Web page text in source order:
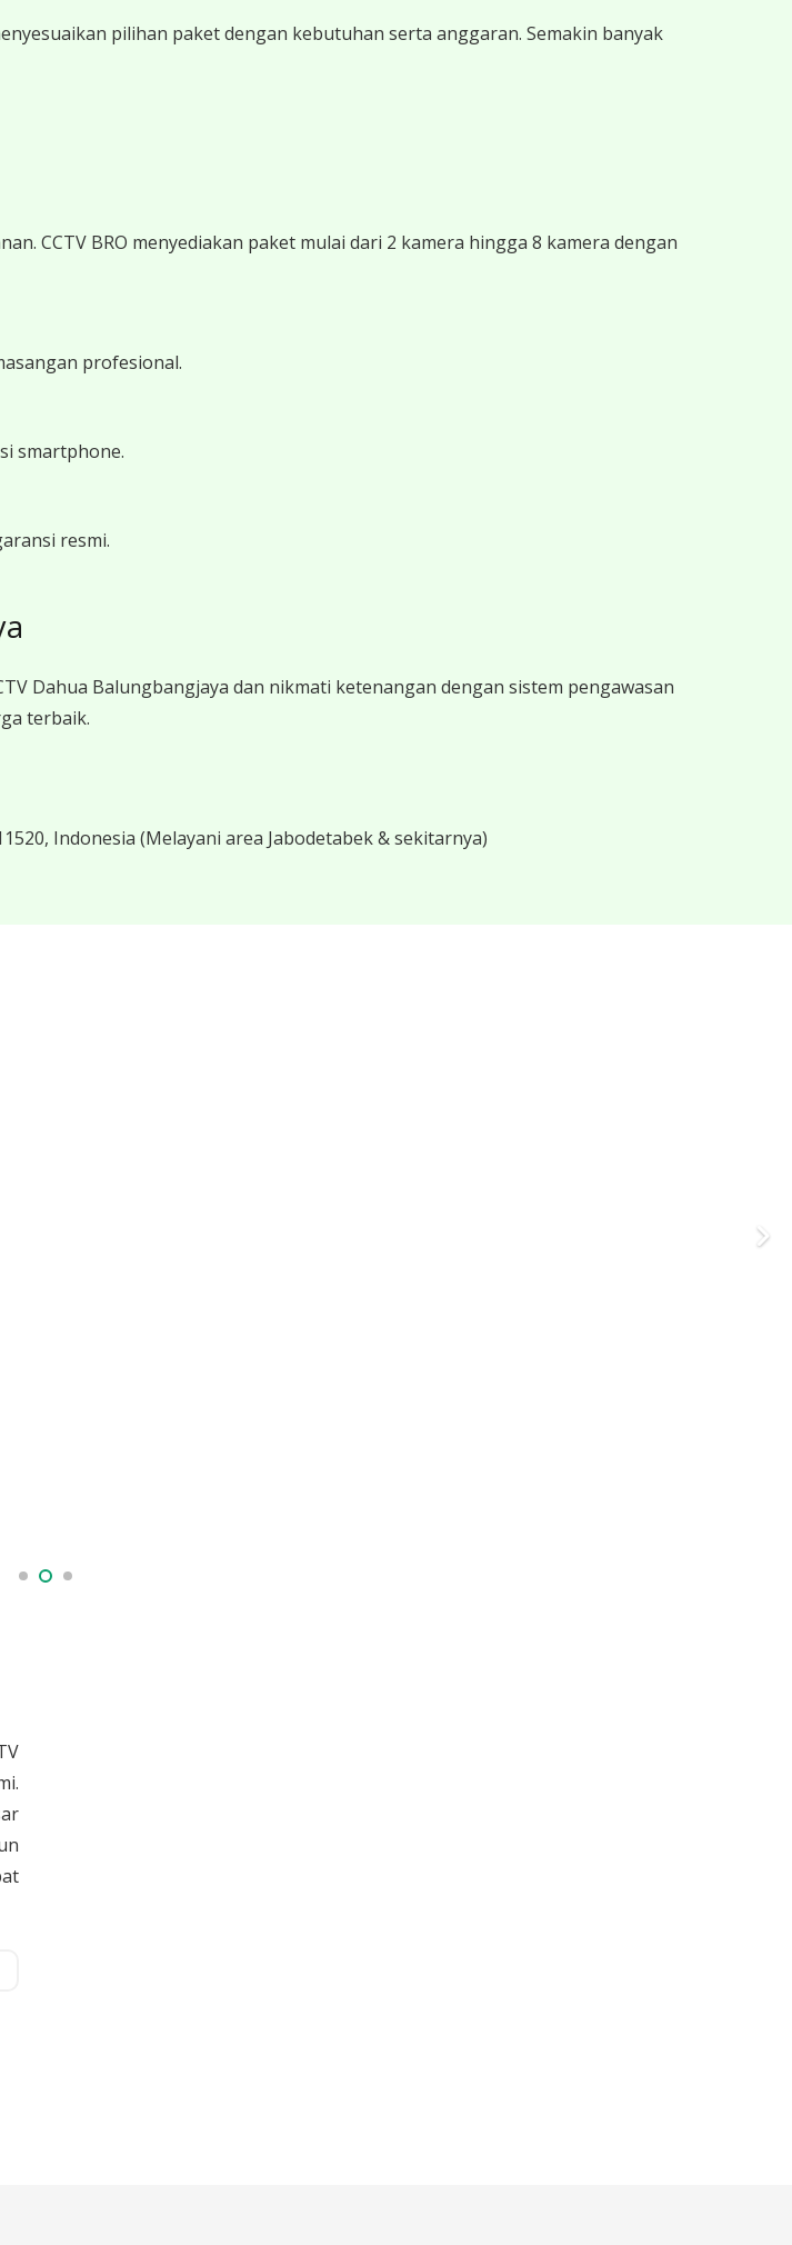
pilihan paket dengan kebutuhan serta anggaran. Semakin banyak
CCTV BRO menyediakan paket mulai dari 2 kamera hingga 8 kamera dengan
profesional.
smartphone.
resmi.
Dahua Balungbangjaya dan nikmati ketenangan dengan sistem pengawasan
terbaik.
Indonesia (Melayani area Jabodetabek & sekitarnya)